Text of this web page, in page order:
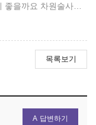
술사한테 쓰는게 좋을까요
목록보기
답변하기